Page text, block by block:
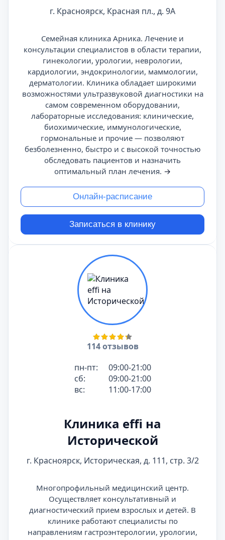
г. Красноярск, Красная пл., д. 9А
Семейная клиника Арника. Лечение и
консультации специалистов в области терапии,
гинекологии, урологии, неврологии,
кардиологии, эндокринологии, маммологии,
дерматологии. Клиника обладает широкими
возможностями ультразвуковой диагностики на
самом современном оборудовании,
лабораторные исследования: клинические,
биохимические, иммунологические,
гормональные и прочие — позволяют
безболезненно, быстро и с высокой точностью
обследовать пациентов и назначить
оптимальный план лечения. →
Онлайн-расписание
Записаться в клинику
114 отзывов
пн-пт:
09:00-21:00
сб:
09:00-21:00
вс:
11:00-17:00
Клиника effi на
Исторической
г. Красноярск, Историческая, д. 111, стр. 3/2
Многопрофильный медицинский центр.
Осуществляет консультативный и
диагностический прием взрослых и детей. В
клинике работают специалисты по
направлениям гастроэнтерологии, урологии,